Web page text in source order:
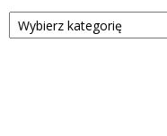
Kategorie